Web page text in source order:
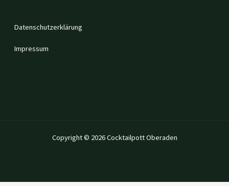
Datenschutzerklärung
Impressum
Copyright © 2026 Cocktailpott Oberaden